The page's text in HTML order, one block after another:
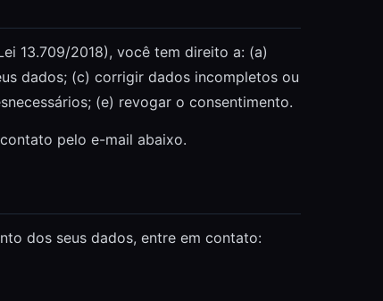
13.709/2018), você tem direito a: (a)
dados; (c) corrigir dados incompletos ou
(e) revogar o consentimento.
pelo e-mail abaixo.
dos seus dados, entre em contato: